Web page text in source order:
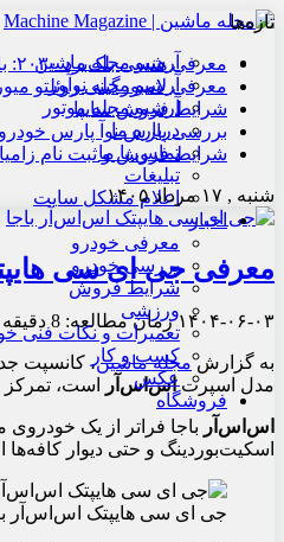
آرشیو مجله ماشین
آرشیو مجله نوآور
آرشیو مجله موتور
درباره ما
تماس با ما
تبلیغات
اعلام مشکل سایت
اخبار
معرفی خودرو
بررسی خودرو
شرایط فروش
ورزشی
تعمیرات و نکات فنی
کسب و کار
عکس
فروشگاه
تازه‌ها
معرفی هنسی بلک‌برد ۲۰۳۰: بازگشت دنیای آنالوگ
معرفی لامبورگینی روئلتو میورا ۶۰ هومج ۲۰۲۶: پرچم‌دار
شرایط فروش سایپا
بررسی پارس نوآ پارس
شرایط فروش و ثبت نام
شنبه , ۱۷ مرداد ۱۴۰۵
معرفی جی‌ ای‌ سی
۱۴۰۴-۰۶-۰۳زمان مطالعه: 8 دقیقه
به گزارشمجله ماشین، کانسپت
مدل اسپرتاس‌اس‌آر است، تمرکز
اس‌اس‌آر باجا فراتر از یک
اسکیت‌بوردینگ و حتی دیوار
جی‌ ای‌ سی هایپتک اس‌اس‌آر